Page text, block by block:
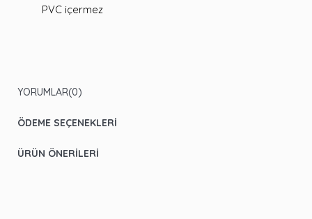
PVC içermez
YORUMLAR(0)
ÖDEME SEÇENEKLERI
ÜRÜN ÖNERILERI